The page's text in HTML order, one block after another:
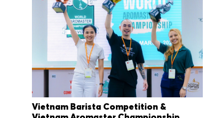
Vietnam Barista Competition &